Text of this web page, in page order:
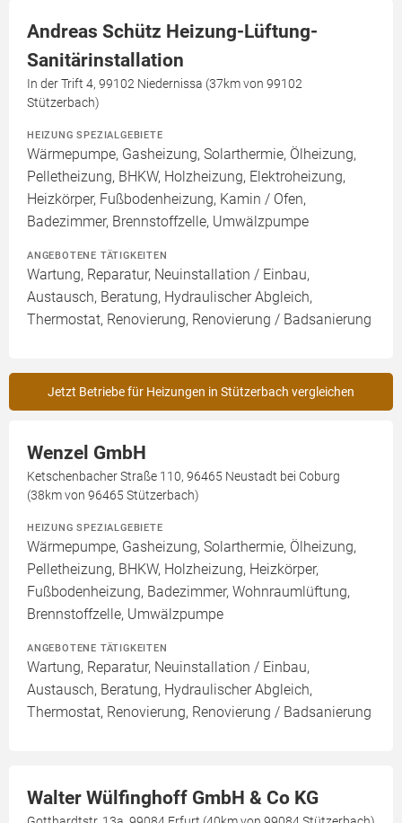
Andreas Schütz Heizung-Lüftung-
Sanitärinstallation
In der Trift 4, 99102 Niedernissa (37km von 99102
Stützerbach)
HEIZUNG SPEZIALGEBIETE
Wärmepumpe, Gasheizung, Solarthermie, Ölheizung,
Pelletheizung, BHKW, Holzheizung, Elektroheizung,
Heizkörper, Fußbodenheizung, Kamin / Ofen,
Badezimmer, Brennstoffzelle, Umwälzpumpe
ANGEBOTENE TÄTIGKEITEN
Wartung, Reparatur, Neuinstallation / Einbau,
Austausch, Beratung, Hydraulischer Abgleich,
Thermostat, Renovierung, Renovierung / Badsanierung
Jetzt Betriebe für Heizungen in Stützerbach vergleichen
Wenzel GmbH
Ketschenbacher Straße 110, 96465 Neustadt bei Coburg
(38km von 96465 Stützerbach)
HEIZUNG SPEZIALGEBIETE
Wärmepumpe, Gasheizung, Solarthermie, Ölheizung,
Pelletheizung, BHKW, Holzheizung, Heizkörper,
Fußbodenheizung, Badezimmer, Wohnraumlüftung,
Brennstoffzelle, Umwälzpumpe
ANGEBOTENE TÄTIGKEITEN
Wartung, Reparatur, Neuinstallation / Einbau,
Austausch, Beratung, Hydraulischer Abgleich,
Thermostat, Renovierung, Renovierung / Badsanierung
Walter Wülfinghoff GmbH & Co KG